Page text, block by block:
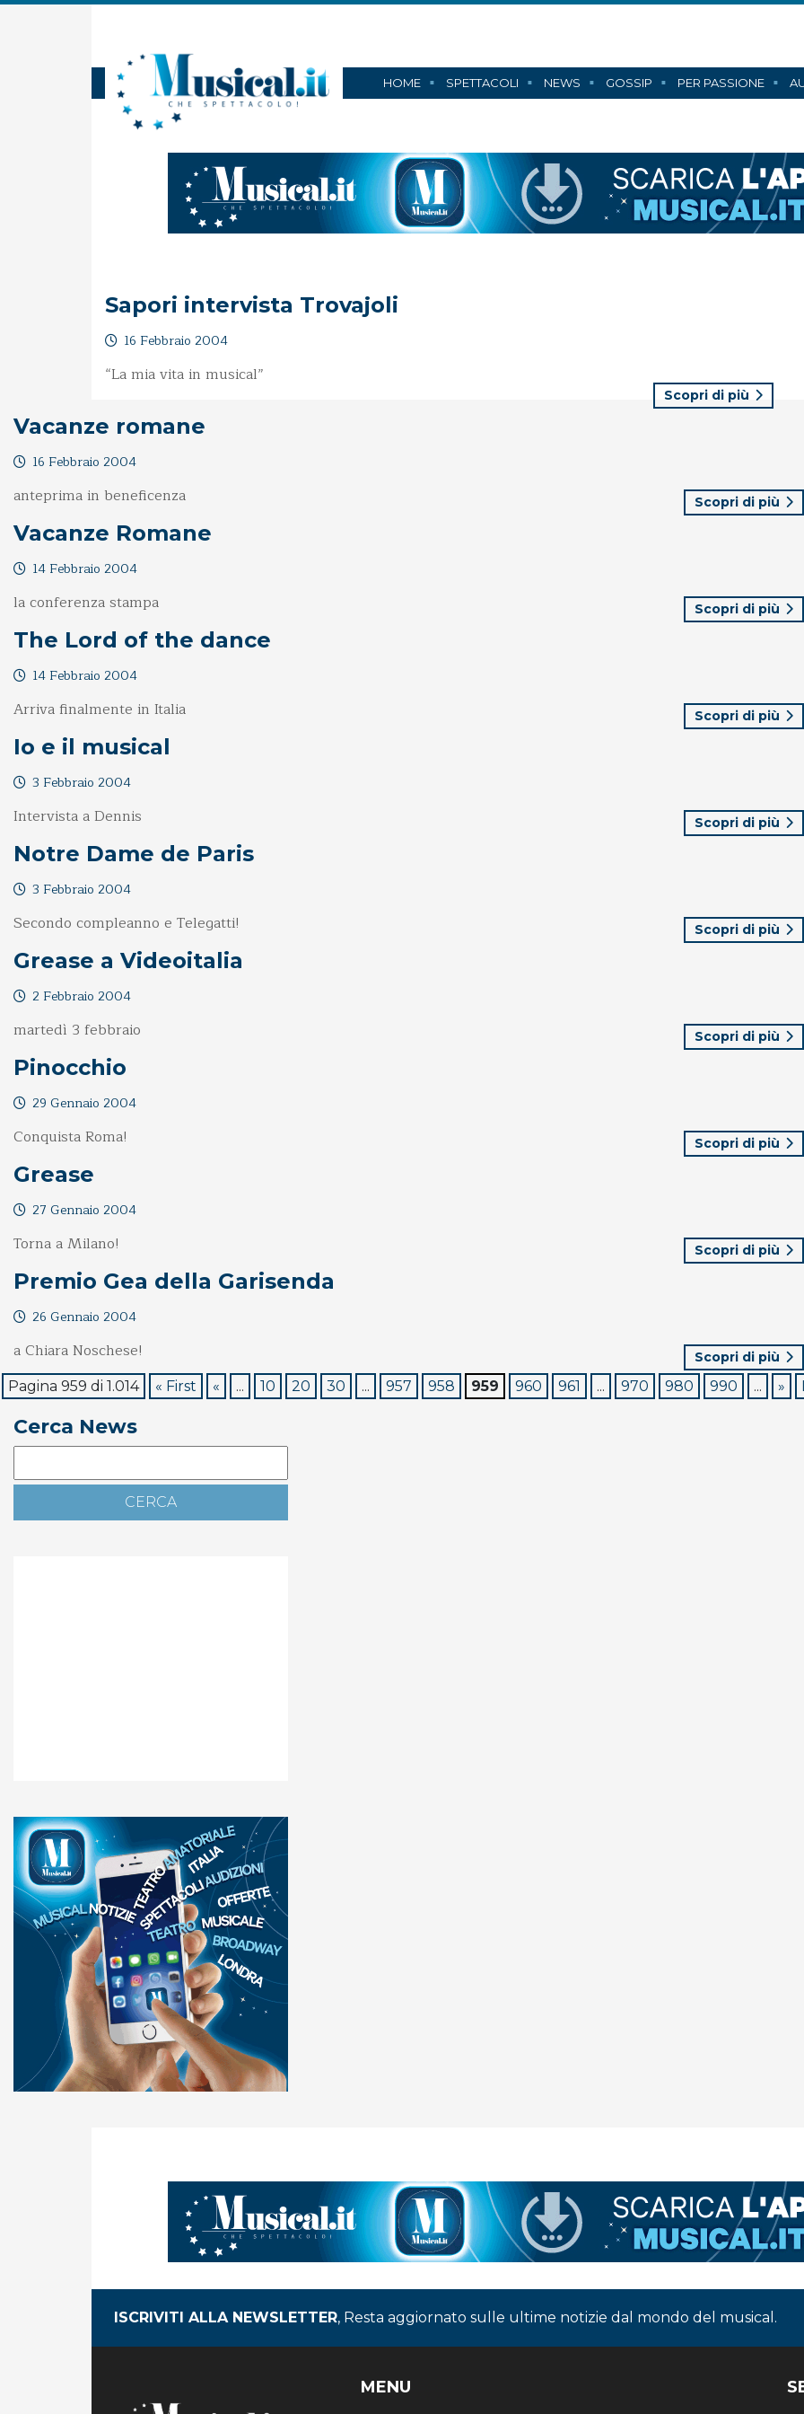
HOME SPETTACOLI NEWS GOSSIP PER PASSIONE
Sapori intervista Trovajoli
16 Febbraio 2004
“La mia vita in musical”
Scopri di più
Vacanze romane
16 Febbraio 2004
anteprima in beneficenza Scopri di più
Vacanze Romane
14 Febbraio 2004
la conferenza stampa Scopri di più
The Lord of the dance
14 Febbraio 2004
Arriva finalmente in Italia Scopri di più
Io e il musical
3 Febbraio 2004
Intervista a Dennis Scopri di più
Notre Dame de Paris
3 Febbraio 2004
Secondo compleanno e Telegatti! Scopri di più
Grease a Videoitalia
2 Febbraio 2004
martedì 3 febbraio Scopri di più
Pinocchio
29 Gennaio 2004
Conquista Roma! Scopri di più
Grease
27 Gennaio 2004
Torna a Milano! Scopri di più
Premio Gea della Garisenda
26 Gennaio 2004
a Chiara Noschese! Scopri di più
Pagina 959 di 1.014 « First « ... 10 20 30 ... 957 958 959 960 961 ... 970 980 990 ... »
Cerca News
ISCRIVITI ALLA NEWSLETTER, Resta aggiornato sulle ultime notizie dal mondo del musical.
MENU